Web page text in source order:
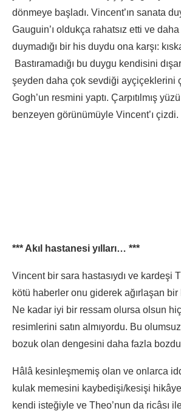
dönmeye başladı. Vincent’ın sanata
Gauguin’ı oldukça rahatsız etti ve
duymadığı bir his duydu ona karşı:
Bastıramadığı bu duygu kendisini
şeyden daha çok sevdiği ayçiçeklerini
Gogh’un resmini yaptı. Çarpıtılmış
benzeyen görünümüyle Vincent’ı çizdi.
*** Akıl hastanesi yılları… ***
Vincent bir sara hastasıydı ve kardeşi
kötü haberler onu giderek ağırlaşan bir
Ne kadar iyi bir ressam olursa olsun
resimlerini satın almıyordu. Bu
bozuk olan dengesini daha fazla
Hâlâ kesinleşmemiş olan ve onlarca
kulak memesini kaybedişi/kesişi
kendi isteğiyle ve Theo’nun da ricâsı